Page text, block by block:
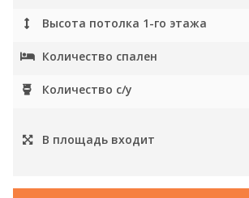
Высота потолка 1-го этажа
Количество спален
Количество с/у
В площадь входит